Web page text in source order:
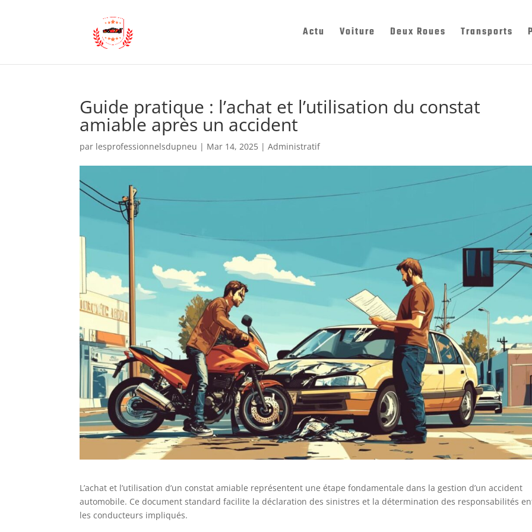
Actu Voiture Deux Roues Transports
Guide pratique : l’achat et l’utilisation du constat
amiable après un accident
par lesprofessionnelsdupneu | Mar 14, 2025 |Administratif
L’achat et l’utilisation d’un constat amiable représentent une étape fondamentale dans la gestion d’un accident
automobile. Ce document standard facilite la déclaration des sinistres et la détermination des responsabilités
les conducteurs impliqués.